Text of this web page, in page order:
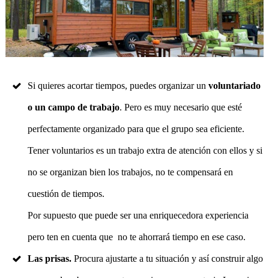
Si quieres acortar tiempos, puedes organizar un voluntariado
o un campo de trabajo. Pero es muy necesario que esté
perfectamente organizado para que el grupo sea eficiente.
Tener voluntarios es un trabajo extra de atención con ellos y si
no se organizan bien los trabajos, no te compensará en
cuestión de tiempos.
Por supuesto que puede ser una enriquecedora experiencia
pero ten en cuenta que no te ahorrará tiempo en ese caso.
Las prisas. Procura ajustarte a tu situación y así construir algo